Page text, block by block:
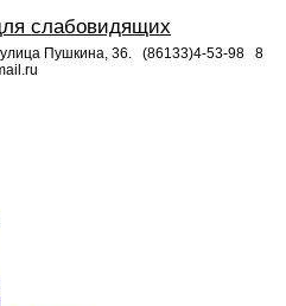
слабовидящих
Пушкина, 36. (86133)4-53-98
8